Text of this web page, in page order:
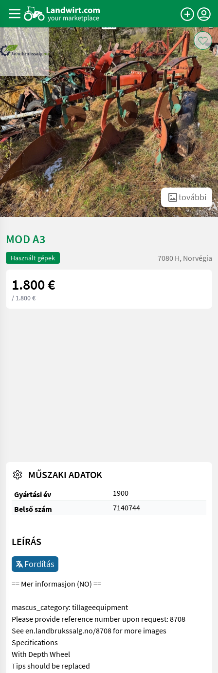
további
MOD A3
Használt gépek 7080 H, Norvégia
1.800 €
/ 1.800 €
MŰSZAKI ADATOK
Gyártási év
1900
Belső szám
7140744
LEÍRÁS
Fordítás
== Mer informasjon (NO) ==
mascus_category: tillageequipment
Please provide reference number upon request: 8708
See en.landbrukssalg.no/8708 for more images
Specifications
With Depth Wheel
Tips should be replaced